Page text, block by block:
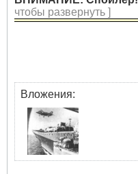
чтобы развернуть ]
Вложения: